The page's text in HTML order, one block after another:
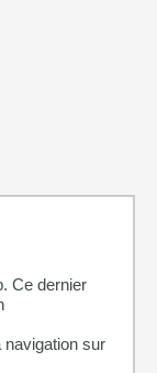
Ce dernier
sur